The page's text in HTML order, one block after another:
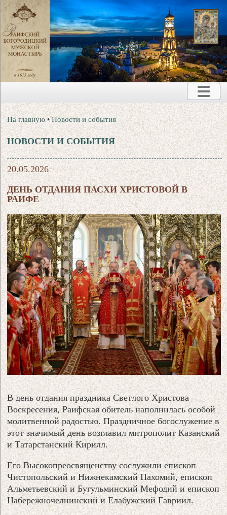
На главную •Новости и события
НОВОСТИ И СОБЫТИЯ
20.05.2026
ДЕНЬ ОТДАНИЯ ПАСХИ ХРИСТОВОЙ В
РАИФЕ
В день отдания праздника Светлого Христова
Воскресения, Раифская обитель наполнилась особой
молитвенной радостью. Праздничное богослужение в
этот значимый день возглавил митрополит Казанский
и Татарстанский Кирилл.
Его Высокопреосвященству сослужили епископ
Чистопольский и Нижнекамский Пахомий, епископ
Альметьевский и Бугульминский Мефодий и епископ
Набережночелнинский и Елабужский Гавриил.